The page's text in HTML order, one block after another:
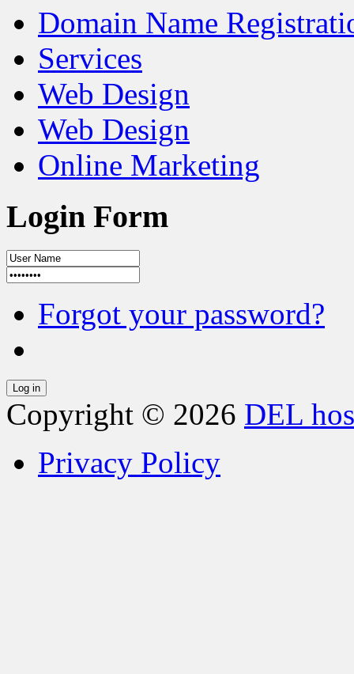
Domain Name
Services
Web Design
Web Design
Online Marketing
Login Form
Forgot your password?
Copyright © 2026 DEL
Privacy Policy